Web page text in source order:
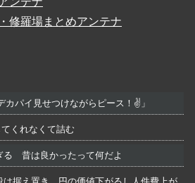
修羅場まとめアンテナ
カパイ見せつけながらピース！✌」
くれなくて詰む
る 昔は良かったって何だよ